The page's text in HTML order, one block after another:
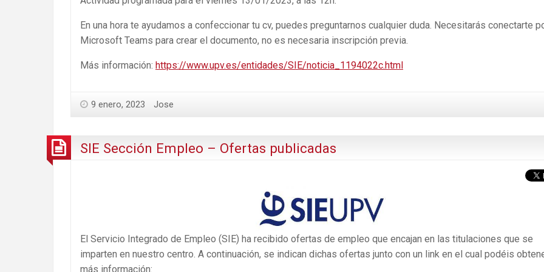
En una hora te ayudamos a confeccionar tu cv, puedes preguntarnos cualquier duda. Necesitarás conectarte
Microsoft Teams para crear el documento, no es necesaria inscripción previa.
Más información: https://www.upv.es/entidades/SIE/noticia_1194022c.html
9 enero, 2023 Jose
SIE Sección Empleo – Ofertas publicadas
El Servicio Integrado de Empleo (SIE) ha recibido ofertas de empleo que encajan en las titulaciones que se
imparten en nuestro centro. A continuación, se indican dichas ofertas junto con un link en el cual podéis
más información: